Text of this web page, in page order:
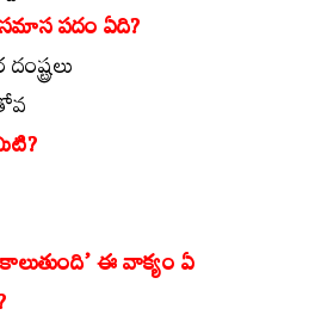
పదం ఏది?
ఈ వాక్యం ఏ